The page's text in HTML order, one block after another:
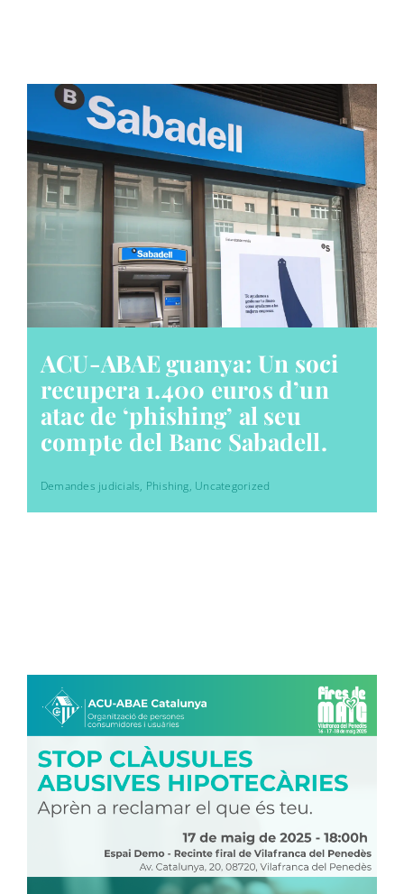
ACU-ABAE guanya: Un soci
recupera 1.400 euros d’un
atac de ‘phishing’ al seu
compte del Banc Sabadell.
Demandes judicials, Phishing, Uncategorized